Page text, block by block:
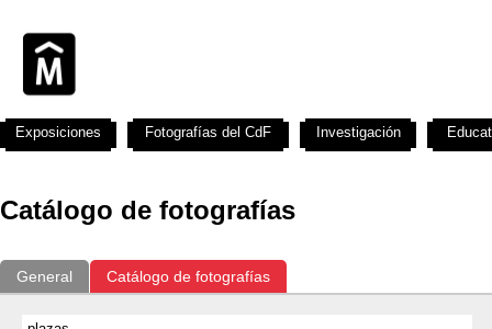
Catálogo de fotografías
General Catálogo de fotografías
Exposiciones Fotografías del CdF Investigación